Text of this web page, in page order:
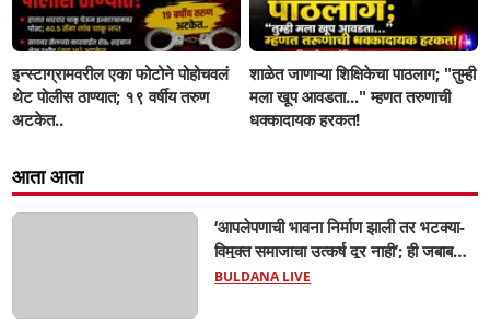
इन्स्टाग्रामवरील एका फोटोने पोहोचवलं
थेट पोलीस ठाण्यात; १९ वर्षीय तरुण
अटकेत..
शाळेत जाणाऱ्या शिक्षिकेचा पाठलाग; "तुम्ही
मला खूप आवडता..." म्हणत तरुणाची
धक्कादायक हरकत!
आता आता
‘आपलेपणाची भावना निर्माण झाली तर भटक्या-
विमुक्त समाजाचा उत्कर्ष दूर नाही’; ही जबाबदारी
केवळ सरकारची नाही,आपल्या सर्वांची !
BULDANA LIVE